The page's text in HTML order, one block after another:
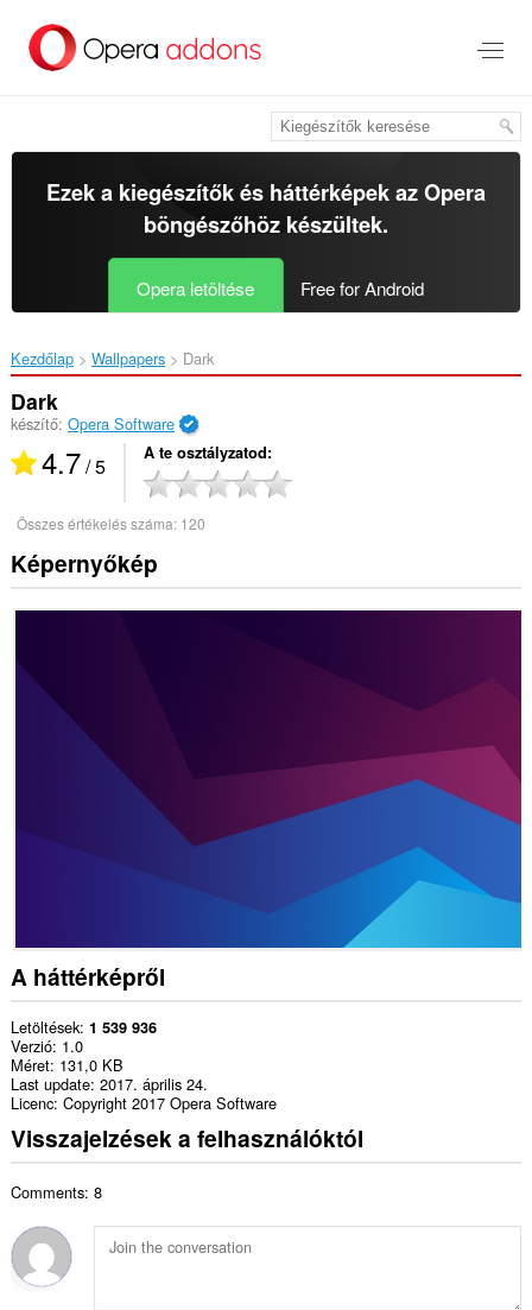
Ezek a kiegészítők és háttérképek azOpera
böngészőhözkészültek.
Opera letöltése Free for Android
Kezdőlap Wallpapers Dark‎
Dark
készítő: Opera Software
4.7/ 5 A te osztályzatod
Összes értékelés száma: 120
Képernyőkép
A háttérképről
Letöltések 1 539 936
Verzió 1.0
Méret 131,0 KB
Last update 2017. április 24.
Licenc Copyright 2017 Opera Software
Visszajelzések a felhasználóktól
Comments: 8